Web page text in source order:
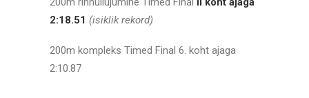
2:18.51 (isiklik rekord)
200m kompleks Timed Final 6. koht ajaga
2:10.87